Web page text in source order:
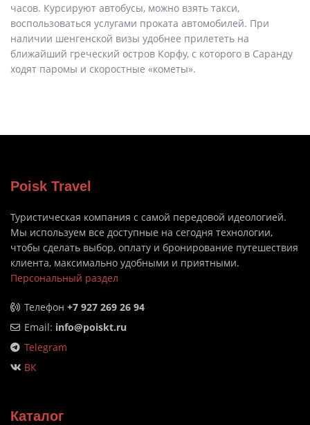
часов. Курсируют автобусы, можно взять такси,
воспользоваться услугами проката автомобилей. При
наличии шенгенской визы удобнее прилететь на
ближайший греческий остров Корфу, с которого в Саранду
ходят паромы и скоростные «кометы».
Poisk Travel
Туристическая компания с самой передовой идеологией.
Мы используем все доступные на сегодня технологии,
чтобы сделать выбор, оплату и бронирование путешествия
клиента, максимально удобными и приятными.
Персональный раздел
Телефон +7 927 269 26 94
Email: info@poiskt.ru
Telegram
ВК
Каталог